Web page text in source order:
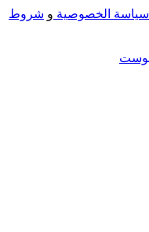
سياسة الخصوصية و شروط